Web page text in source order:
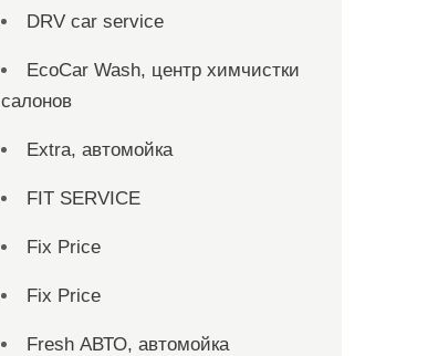
DRV car service
EcoCar Wash, центр химчистки
салонов
Extra, автомойка
FIT SERVICE
Fix Price
Fix Price
Fresh АВТО, автомойка